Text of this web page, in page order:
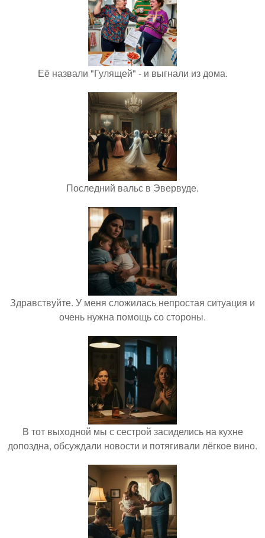
Её назвали "Гулящей" - и выгнали из дома.
Последний вальс в Эвервуде.
Здравствуйте. У меня сложилась непростая ситуация и
очень нужна помощь со стороны.
В тот выходной мы с сестрой засиделись на кухне
допоздна, обсуждали новости и потягивали лёгкое вино.